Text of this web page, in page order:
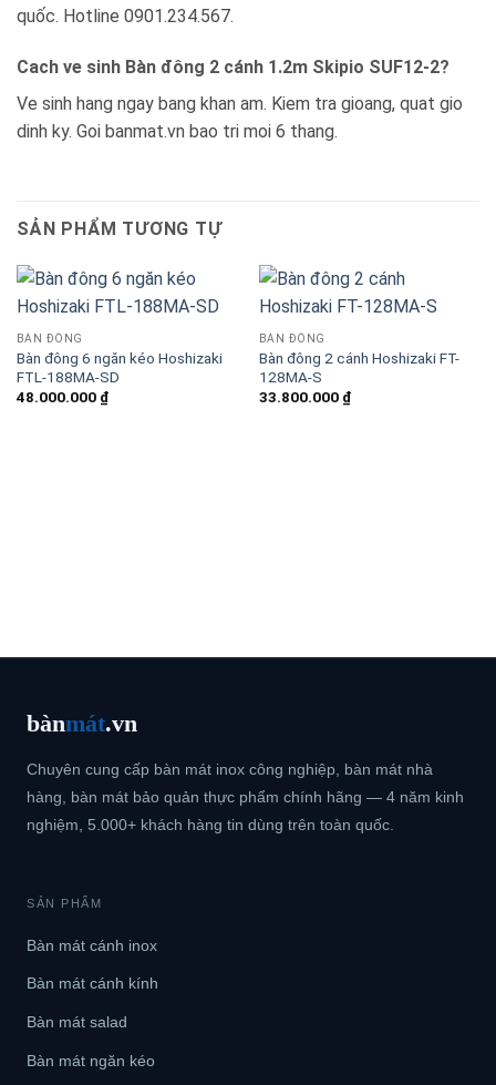
quốc. Hotline 0901.234.567.
Cach ve sinh Bàn đông 2 cánh 1.2m Skipio SUF12-2?
Ve sinh hang ngay bang khan am. Kiem tra gioang, quat gio
dinh ky. Goi banmat.vn bao tri moi 6 thang.
SẢN PHẨM TƯƠNG TỰ
BÀN ĐÔNG
Bàn đông 6 ngăn kéo Hoshizaki
FTL-188MA-SD
48.000.000 ₫
BÀN ĐÔNG
Bàn đông 2 cánh Hoshizaki FT-
128MA-S
33.800.000 ₫
bànmát.vn
Chuyên cung cấp bàn mát inox công nghiệp, bàn mát nhà
hàng, bàn mát bảo quản thực phẩm chính hãng — 4 năm kinh
nghiệm, 5.000+ khách hàng tin dùng trên toàn quốc.
SẢN PHẨM
Bàn mát cánh inox
Bàn mát cánh kính
Bàn mát salad
Bàn mát ngăn kéo